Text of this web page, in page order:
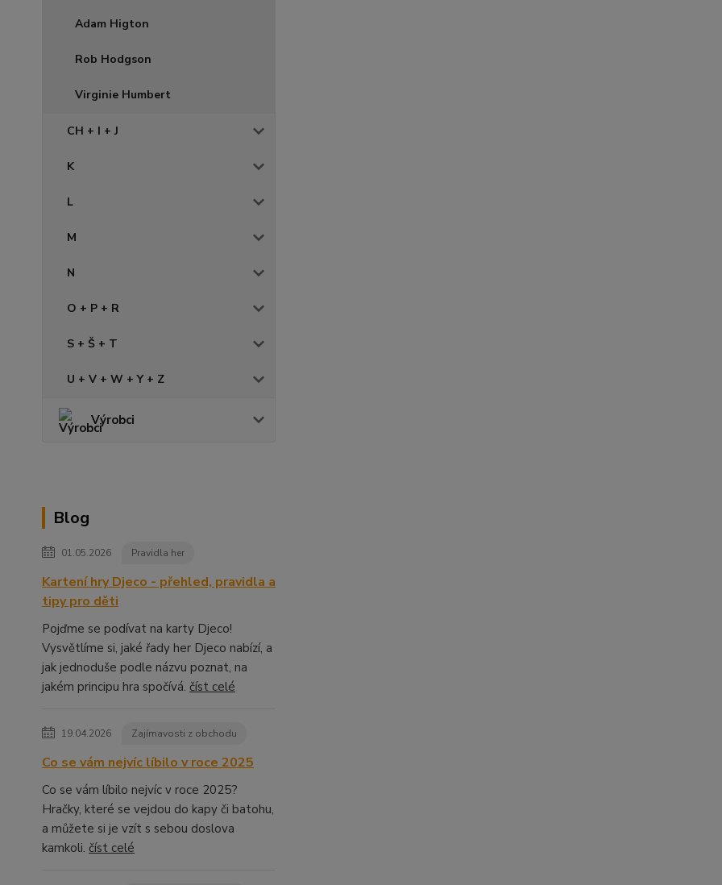
Adam Higton
Rob Hodgson
Virginie Humbert
CH + I + J
K
L
M
N
O + P + R
S + Š + T
U + V + W + Y + Z
Výrobci
Blog
01.05.2026 Pravidla her
Kartení hry Djeco - přehled, pravidla a
tipy pro děti
Pojďme se podívat na karty Djeco!
Vysvětlíme si, jaké řady her Djeco nabízí, a
jak jednoduše podle názvu poznat, na
jakém principu hra spočívá. číst celé
19.04.2026 Zajímavosti z obchodu
Co se vám nejvíc líbilo v roce 2025
Co se vám líbilo nejvíc v roce 2025?
Hračky, které se vejdou do kapy či batohu,
a můžete si je vzít s sebou doslova
kamkoli. číst celé